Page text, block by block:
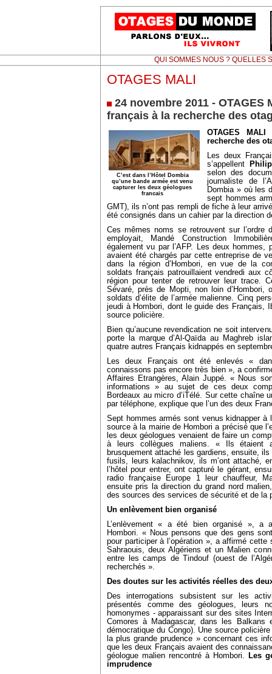
QUI SOMMES NOUS ? QUELLES
OTAGES MALI
24 novembre 2011 - OTAGES
français à la recherche des
C’est dans l’Hôtel Dombia
qu’une bande armée est venu
capturer les deux géologues
francais
OTAGES MALI
recherche des
Les deux
s’appellent
selon des
journaliste de
Dombia » où les
sept hommes
GMT), ils n’ont pas rempli de fiche à leur
été consignés dans un cahier par la direction
Ces mêmes noms se retrouvent sur l’ordre
employait, Mandé Construction
également vu par l’AFP. Les deux hommes,
avaient été chargés par cette entreprise de
dans la région d’Hombori, en vue de la
soldats français patrouillaient vendredi aux
région pour tenter de retrouver leur trace.
Sévaré, près de Mopti, non loin d’Hombori,
soldats d’élite de l’armée malienne. Cinq
jeudi à Hombori, dont le guide des Français,
source policière.
Bien qu’aucune revendication ne soit
porte la marque d’Al-Qaïda au Maghreb
quatre autres Français kidnappés en
Les deux Français ont été enlevés «
connaissons pas encore très bien », a
Affaires Etrangères, Alain Juppé. « Nous
informations » au sujet de ces deux
Bordeaux au micro d’iTélé. Sur cette chaîne
par téléphone, explique que l’un des deux
Sept hommes armés sont venus kidnapper à
source à la mairie de Hombori a précisé que
les deux géologues venaient de faire un
à leurs collègues maliens. « Ils étaient
brusquement attaché les gardiens, ensuite,
fusils, leurs kalachnikov, ils m’ont attaché,
l’hôtel pour entrer, ont capturé le gérant,
radio française Europe 1 leur chauffeur,
ensuite pris la direction du grand nord
des sources des services de sécurité et de la
Un enlèvement bien organisé
L’enlèvement « a été bien organisé », a
Hombori. « Nous pensons que des gens
pour participer à l’opération », a affirmé
Sahraouis, deux Algériens et un Malien
entre les camps de Tindouf (ouest de
recherchés ».
Des doutes sur les activités réelles des
Des interrogations subsistent sur les
présentés comme des géologues,
homonymes - apparaissant sur des sites
Comores à Madagascar, dans les Balkans
démocratique du Congo). Une source
la plus grande prudence » concernant ces
que les deux Français avaient des
géologue malien rencontré à Hombori.
Les
imprudence